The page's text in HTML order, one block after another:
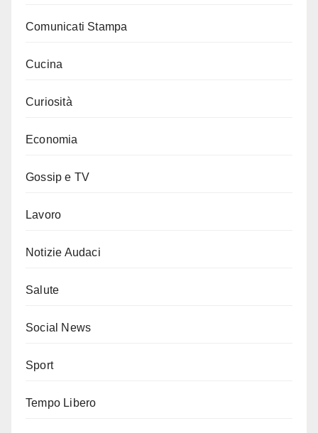
Comunicati Stampa
Cucina
Curiosità
Economia
Gossip e TV
Lavoro
Notizie Audaci
Salute
Social News
Sport
Tempo Libero